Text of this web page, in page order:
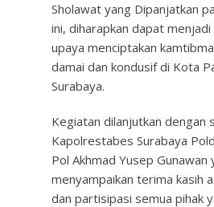
Sholawat yang Dipanjatkan
ini, diharapkan dapat menjadi
upaya menciptakan
damai dan kondusif di Kota
Surabaya.
Kegiatan dilanjutkan dengan
Kapolrestabes Surabaya
Pol Akhmad Yusep Gunawan
menyampaikan terima kasih
dan partisipasi semua pihak